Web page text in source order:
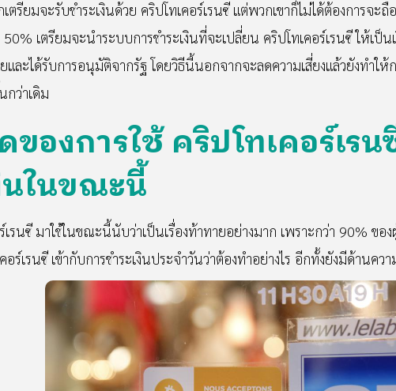
ตรียมจะรับชำระเงินด้วย คริปโทเคอร์เรนซี แต่พวกเขาก็ไม่ได้ต้องการจะ
เตรียมจะนำระบบการชำระเงินที่จะเปลี่ยน คริปโทเคอร์เรนซี ให้เป็น
ะได้รับการอนุมัติจากรัฐ โดยวิธีนี้นอกจากจะลดความเสี่ยงแล้วยังทำให้ก
กว่าเดิม
ของการใช้ คริปโทเคอร์เร
นในขณะนี้
เรนซี มาใช้ในขณะนี้นับว่าเป็นเรื่องท้าทายอย่างมาก เพราะกว่า 90% ขอ
อร์เรนซี เข้ากับการชำระเงินประจำวันว่าต้องทำอย่างไร อีกทั้งยังมีด้าน